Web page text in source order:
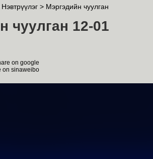
Нэвтрүүлэг > Мэргэдийн чуулган
чуулган 12-01
on google
on sinaweibo